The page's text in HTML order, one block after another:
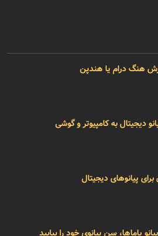
هنگ درام یا هندپن
دیجیتال به کامپیوتر و گوشی
پیانوهای دیجیتال
یاماها، سن پیانوی خود را بیابید